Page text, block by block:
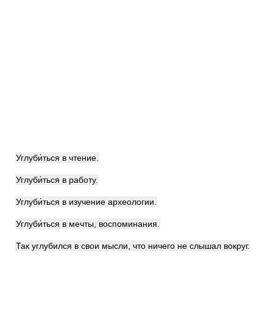
Углуби́ться в чтение.
Углуби́ться в работу.
Углуби́ться в изучение археологии.
Углуби́ться в мечты, воспоминания.
Так углубился в свои мысли, что ничего не слышал вокруг.